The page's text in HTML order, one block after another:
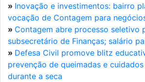
» Inovação e investimentos: bairro
vocação de Contagem para
» Contagem abre processo seletivo
subsecretário de Finanças; salário
» Defesa Civil promove blitz
prevenção de queimadas e
durante a seca